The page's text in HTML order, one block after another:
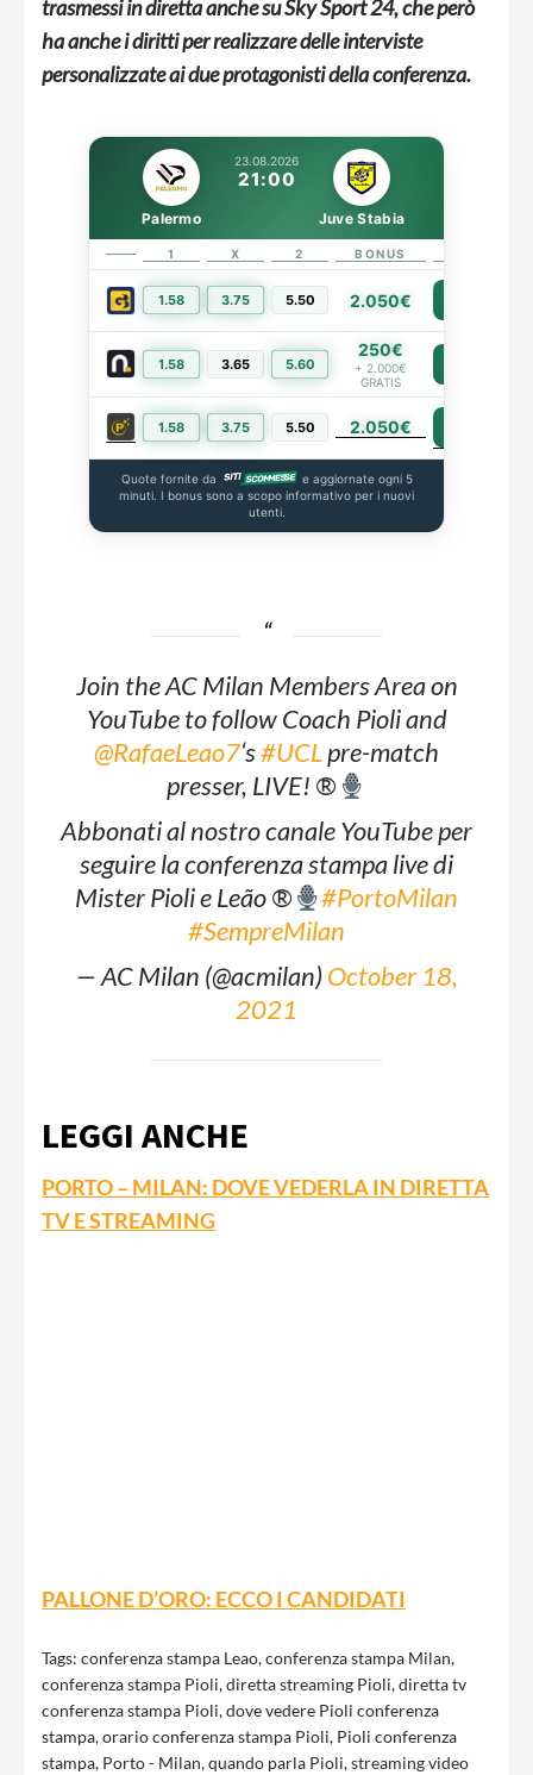
trasmessi in diretta anche su Sky Sport 24, che però
ha anche i diritti per realizzare delle interviste
personalizzate ai due protagonisti della conferenza.
23.08.2026
21:00
Palermo Juve Stabia
1 X 2 BONUS
1.58 3.75 5.50 2.050€
1.58 3.65 5.60
250€
+ 2.000€
GRATIS
1.58 3.75 5.50 2.050€
Quote fornite da
e aggiornate ogni 5
minuti. I bonus sono a scopo informativo per i nuovi
utenti.
Join the AC Milan Members Area on
YouTube to follow Coach Pioli and
@RafaeLeao7‘s#UCLpre-match
presser, LIVE! ®️
Abbonati al nostro canale YouTube per
seguire la conferenza stampa live di
Mister Pioli e Leão®️
#PortoMilan
#SempreMilan
— AC Milan (@acmilan) October 18,
2021
LEGGI ANCHE
PORTO – MILAN: DOVE VEDERLA IN DIRETTA
TV E STREAMING
PALLONE D’ORO: ECCO I CANDIDATI
Tags: conferenza stampa Leao,conferenza stampa Milan,
conferenza stampa Pioli,diretta streaming Pioli,diretta tv
conferenza stampa Pioli,dove vedere Pioli conferenza
stampa,orario conferenza stampa Pioli, Pioli conferenza
stampa, Porto - Milan,quando parla Pioli,streaming video